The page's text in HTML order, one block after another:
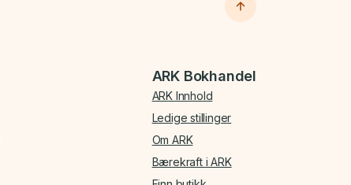
ARK Bokhandel
ARK Innhold
Ledige stillinger
Om ARK
Bærekraft i ARK